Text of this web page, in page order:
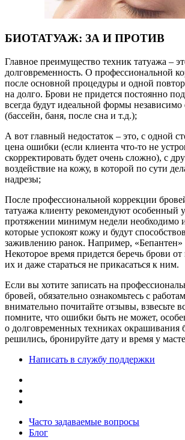
БИОТАТУАЖ: ЗА И ПРОТИВ
Главное преимущество техник татуажа –
долговременность. О профессиональной
после основной процедуры и одной
на долго. Брови не придется постоянно
всегда будут идеальной формы независимо
(бассейн, баня, после сна и т.д.);
А вот главный недостаток – это, с одной
цена ошибки (если клиента что-то не
скорректировать будет очень сложно), с
воздействие на кожу, в которой по сути
надрезы;
После профессиональной коррекции
татуажа клиенту рекомендуют особенный
протяжении минимум недели необходимо
которые успокоят кожу и будут
заживлению ранок. Например,
Некоторое время придется беречь брови
их и даже стараться не прикасаться к ним.
Если вы хотите записать на
бровей, обязательно ознакомьтесь с
внимательно почитайте отзывы, взвесьте
помните, что ошибки быть не может,
о долговременных техниках окрашивания
решились, бронируйте дату и время у
Написать в службу поддержки
Часто задаваемые вопросы
Блог